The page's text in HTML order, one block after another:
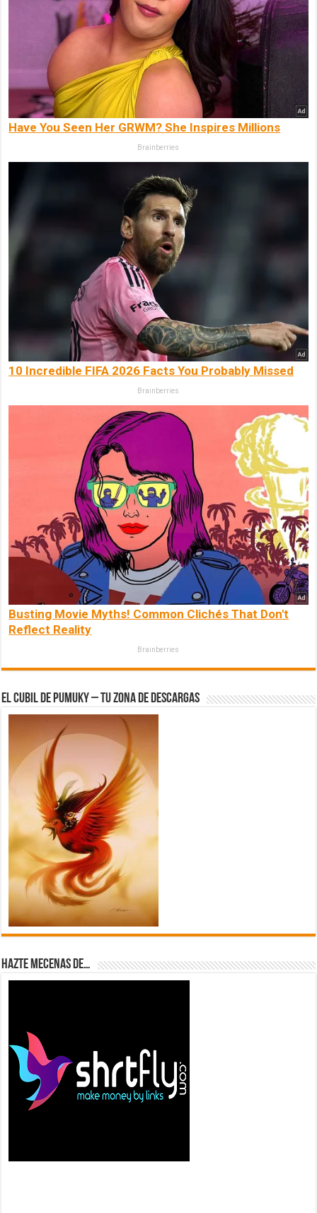
Have You Seen Her GRWM? She Inspires Millions
Brainberries
10 Incredible FIFA 2026 Facts You Probably Missed
Brainberries
Busting Movie Myths! Common Clichés That Don't
Reflect Reality
Brainberries
El Cubil de Pumuky – Tu zona de Descargas
Hazte Mecenas de…